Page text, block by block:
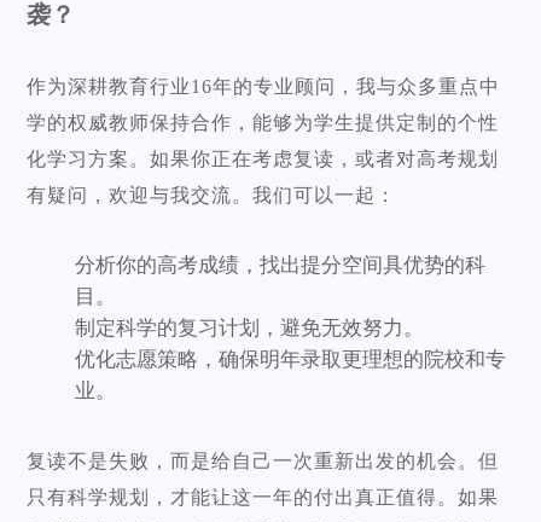
袭？
作为深耕教育行业16年的专业顾问，我与众多重点中
学的权威教师保持合作，能够为学生提供定制的个性
化学习方案。如果你正在考虑复读，或者对高考规划
有疑问，欢迎与我交流。我们可以一起：
分析你的高考成绩，找出提分空间具优势的科
目。
制定科学的复习计划，避免无效努力。
优化志愿策略，确保明年录取更理想的院校和专
业。
复读不是失败，而是给自己一次重新出发的机会。但
只有科学规划，才能让这一年的付出真正值得。如果